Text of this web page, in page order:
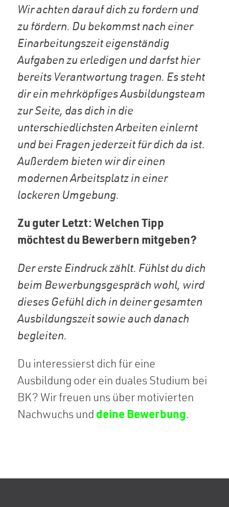
Wir achten darauf dich zu fordern und
zu fördern. Du bekommst nach einer
Einarbeitungszeit eigenständig
Aufgaben zu erledigen und darfst hier
bereits Verantwortung tragen. Es steht
dir ein mehrköpfiges Ausbildungsteam
zur Seite, das dich in die
unterschiedlichsten Arbeiten einlernt
und bei Fragen jederzeit für dich da ist.
Außerdem bieten wir dir einen
modernen Arbeitsplatz in einer
lockeren Umgebung.
Zu guter Letzt: Welchen Tipp
möchtest du Bewerbern mitgeben?
Der erste Eindruck zählt. Fühlst du dich
beim Bewerbungsgespräch wohl, wird
dieses Gefühl dich in deiner gesamten
Ausbildungszeit sowie auch danach
begleiten.
Du interessierst dich für eine
Ausbildung oder ein duales Studium bei
BK? Wir freuen uns über motivierten
Nachwuchs und deine Bewerbung.